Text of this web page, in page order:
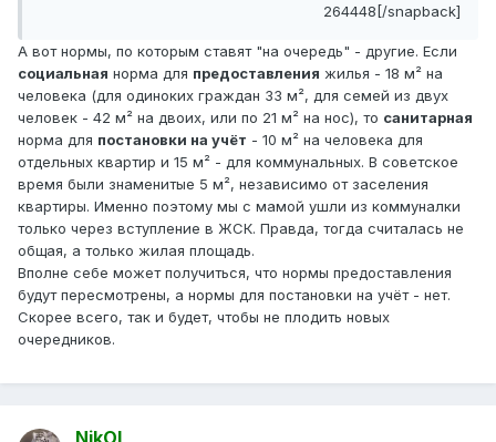
264448[/snapback]
А вот нормы, по которым ставят "на очередь" - другие. Если
социальная норма для предоставления жилья - 18 м² на
человека (для одиноких граждан 33 м², для семей из двух
человек - 42 м² на двоих, или по 21 м² на нос), то санитарная
норма для постановки на учёт - 10 м² на человека для
отдельных квартир и 15 м² - для коммунальных. В советское
время были знаменитые 5 м², независимо от заселения
квартиры. Именно поэтому мы с мамой ушли из коммуналки
только через вступление в ЖСК. Правда, тогда считалась не
общая, а только жилая площадь.
Вполне себе может получиться, что нормы предоставления
будут пересмотрены, а нормы для постановки на учёт - нет.
Скорее всего, так и будет, чтобы не плодить новых
очередников.